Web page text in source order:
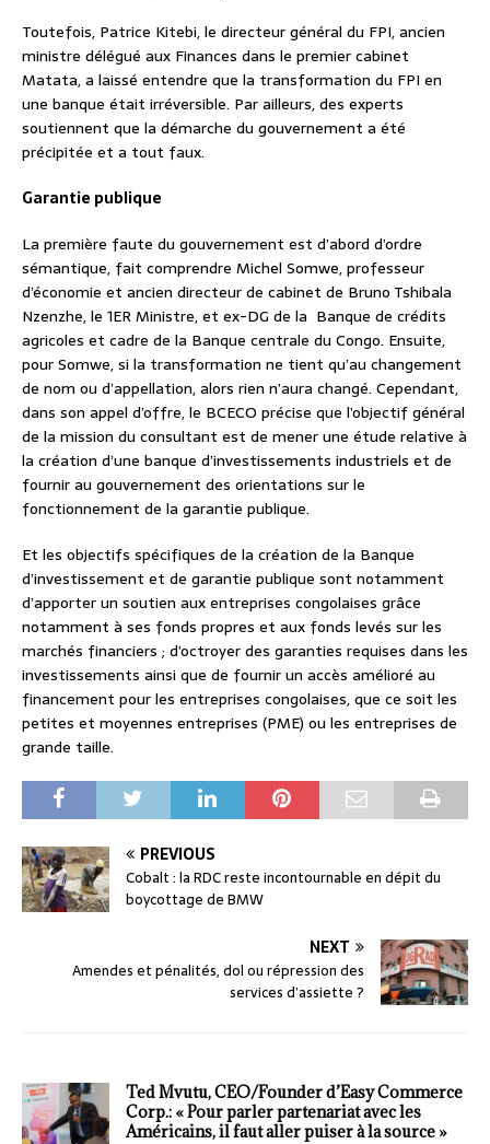
Toutefois, Patrice Kitebi, le directeur général du FPI, ancien
ministre délégué aux Finances dans le premier cabinet
Matata, a laissé entendre que la transformation du FPI en
une banque était irréversible. Par ailleurs, des experts
soutiennent que la démarche du gouvernement a été
précipitée et a tout faux.
Garantie publique
La première faute du gouvernement est d’abord d’ordre
sémantique, fait comprendre Michel Somwe, professeur
d’économie et ancien directeur de cabinet de Bruno Tshibala
Nzenzhe, le 1ER Ministre, et ex-DG de la Banque de crédits
agricoles et cadre de la Banque centrale du Congo. Ensuite,
pour Somwe, si la transformation ne tient qu’au changement
de nom ou d’appellation, alors rien n’aura changé. Cependant,
dans son appel d’offre, le BCECO précise que l’objectif général
de la mission du consultant est de mener une étude relative à
la création d’une banque d’investissements industriels et de
fournir au gouvernement des orientations sur le
fonctionnement de la garantie publique.
Et les objectifs spécifiques de la création de la Banque
d’investissement et de garantie publique sont notamment
d’apporter un soutien aux entreprises congolaises grâce
notamment à ses fonds propres et aux fonds levés sur les
marchés financiers ; d’octroyer des garanties requises dans les
investissements ainsi que de fournir un accès amélioré au
financement pour les entreprises congolaises, que ce soit les
petites et moyennes entreprises (PME) ou les entreprises de
grande taille.
PREVIOUS
Cobalt : la RDC reste incontournable en dépit du
boycottage de BMW
NEXT
Amendes et pénalités, dol ou répression des
services d’assiette ?
Ted Mvutu, CEO/Founder d’Easy Commerce
Corp.: « Pour parler partenariat avec les
Américains, il faut aller puiser à la source »